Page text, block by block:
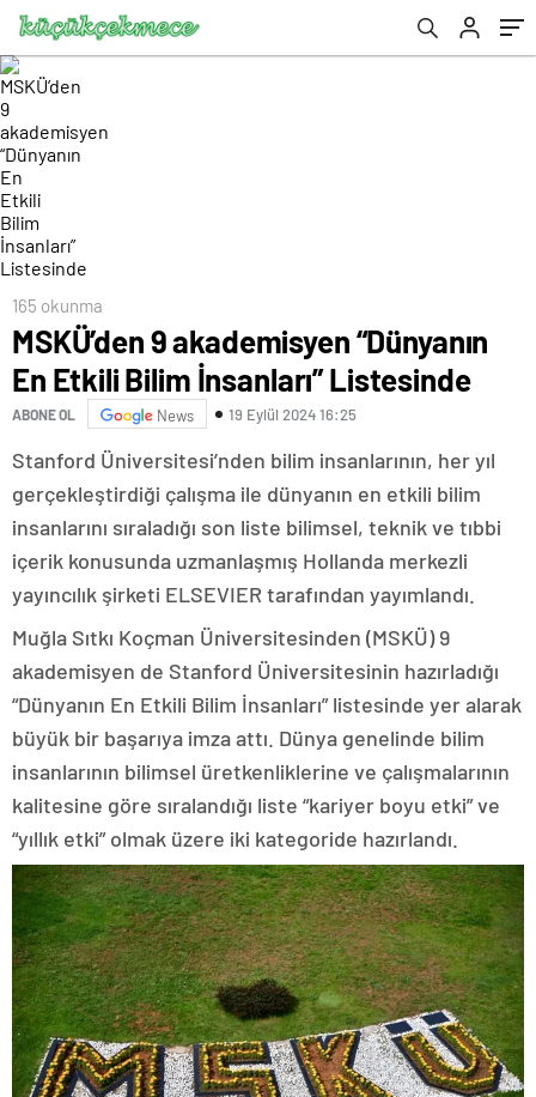
165 okunma
MSKÜ’den 9 akademisyen “Dünyanın
En Etkili Bilim İnsanları” Listesinde
ABONE OL News 19 Eylül 2024 16:25
Stanford Üniversitesi’nden bilim insanlarının, her yıl
gerçekleştirdiği çalışma ile dünyanın en etkili bilim
insanlarını sıraladığı son liste bilimsel, teknik ve tıbbi
içerik konusunda uzmanlaşmış Hollanda merkezli
yayıncılık şirketi ELSEVIER tarafından yayımlandı.
Muğla Sıtkı Koçman Üniversitesinden (MSKÜ) 9
akademisyen de Stanford Üniversitesinin hazırladığı
“Dünyanın En Etkili Bilim İnsanları” listesinde yer alarak
büyük bir başarıya imza attı. Dünya genelinde bilim
insanlarının bilimsel üretkenliklerine ve çalışmalarının
kalitesine göre sıralandığı liste “kariyer boyu etki” ve
“yıllık etki” olmak üzere iki kategoride hazırlandı.